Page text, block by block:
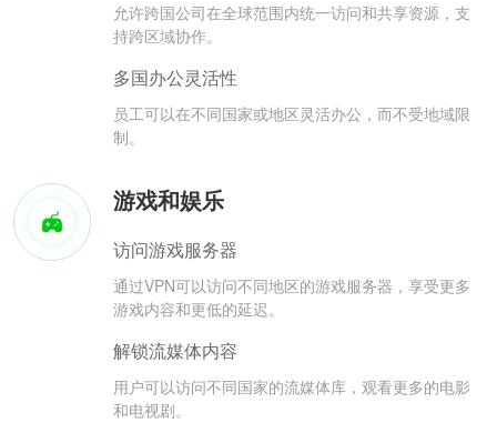
允许跨国公司在全球范围内统一访问和共享资源，支
持跨区域协作。
多国办公灵活性
员工可以在不同国家或地区灵活办公，而不受地域限
制。
游戏和娱乐
访问游戏服务器
通过VPN可以访问不同地区的游戏服务器，享受更多
游戏内容和更低的延迟。
解锁流媒体内容
用户可以访问不同国家的流媒体库，观看更多的电影
和电视剧。